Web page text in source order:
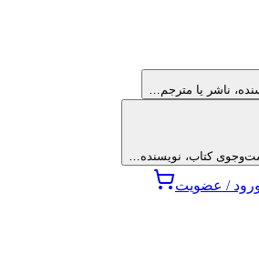
ناشر یا مترجم…
کتاب، نویسنده…
/ عضویت